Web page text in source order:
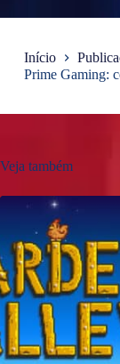
Início
Prime Gaming:
Veja também